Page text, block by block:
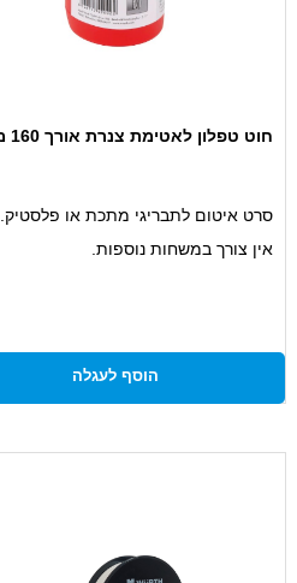
חוט טפלון לאטימת צנרת אורך 160 מטר
סרט איטום לתבריגי מתכת או פלסטיק.
אין צורך במשחות נוספות.
הוסף לעגלה